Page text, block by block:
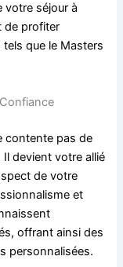
votre séjour à
de profiter
que le Masters
contente pas de
devient votre allié
de votre
et
offrant ainsi des
personnalisées.